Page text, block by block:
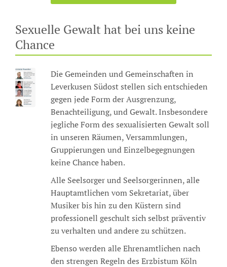
Sexuelle Gewalt hat bei uns keine
Chance
Die Gemeinden und Gemeinschaften in
Leverkusen Südost stellen sich entschieden
gegen jede Form der Ausgrenzung,
Benachteiligung, und Gewalt. Insbesondere
jegliche Form des sexualisierten Gewalt soll
in unseren Räumen, Versammlungen,
Gruppierungen und Einzelbegegnungen
keine Chance haben.
Alle Seelsorger und Seelsorgerinnen, alle
Hauptamtlichen vom Sekretariat, über
Musiker bis hin zu den Küstern sind
professionell geschult sich selbst präventiv
zu verhalten und andere zu schützen.
Ebenso werden alle Ehrenamtlichen nach
den strengen Regeln des Erzbistum Köln